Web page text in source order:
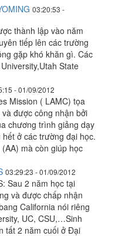
03:20:53 -
thành lập vào năm
tiếp lên các trường
gặp khó khăn gì. Các
State
- 01/09/2012
Mission ( LAMC) tọa
được công nhận bởi
chương trình giảng dạy
ở các trường đại học.
mà còn giúp học
03:29:23 - 01/09/2012
Sau 2 năm học tại
và được chấp nhận
California nói riêng
UC, CSU,…Sinh
tất 2 năm cuối ở Đại